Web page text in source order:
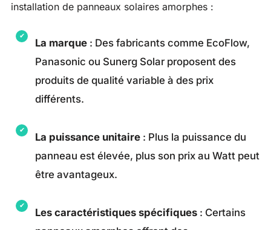
installation de panneaux solaires amorphes :
La marque : Des fabricants comme EcoFlow,
Panasonic ou Sunerg Solar proposent des
produits de qualité variable à des prix
différents.
La puissance unitaire : Plus la puissance du
panneau est élevée, plus son prix au Watt peut
être avantageux.
Les caractéristiques spécifiques : Certains